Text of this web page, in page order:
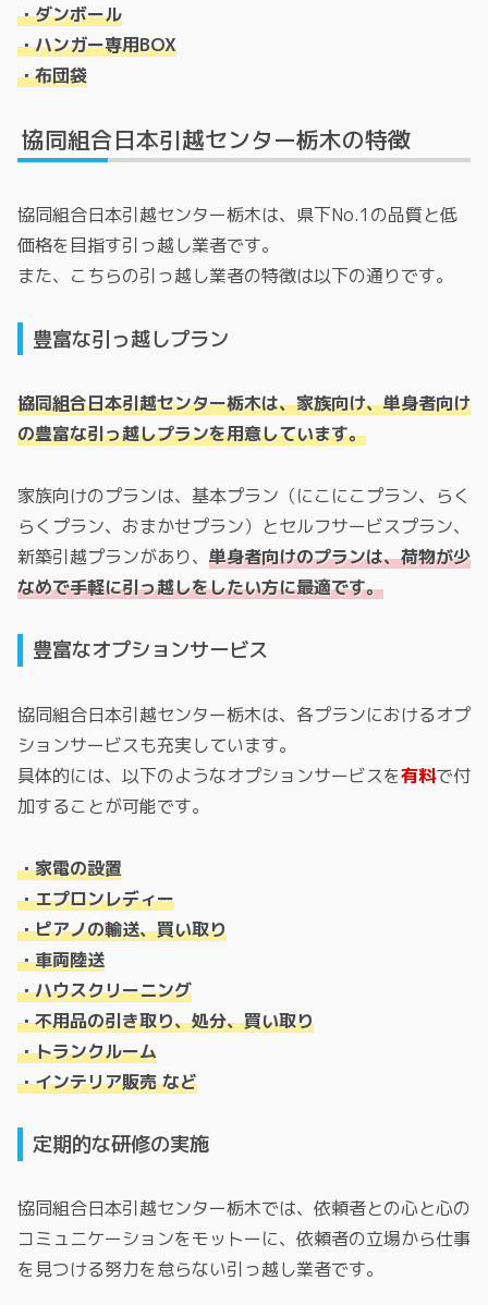
・ダンボール
・ハンガー専用BOX
・布団袋
協同組合日本引越センター栃木の特徴
協同組合日本引越センター栃木は、県下No.1の品質と低
価格を目指す引っ越し業者です。
また、こちらの引っ越し業者の特徴は以下の通りです。
豊富な引っ越しプラン
協同組合日本引越センター栃木は、家族向け、単身者向け
の豊富な引っ越しプランを用意しています。
家族向けのプランは、基本プラン（にこにこプラン、らく
らくプラン、おまかせプラン）とセルフサービスプラン、
新築引越プランがあり、 単身者向けのプランは、荷物が少
なめで手軽に引っ越しをしたい方に最適です。
豊富なオプションサービス
協同組合日本引越センター栃木は、各プランにおけるオプ
ションサービスも充実しています。
具体的には、以下のようなオプションサービスを有料で付
加することが可能です。
・家電の設置
・エプロンレディー
・ピアノの輸送、買い取り
・車両陸送
・ハウスクリーニング
・不用品の引き取り、処分、買い取り
・トランクルーム
・インテリア販売 など
定期的な研修の実施
協同組合日本引越センター栃木では、依頼者との心と心の
コミュニケーションをモットーに、依頼者の立場から仕事
を見つける努力を怠らない引っ越し業者です。